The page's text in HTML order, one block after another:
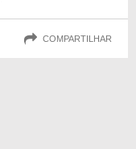
COMPARTILHAR